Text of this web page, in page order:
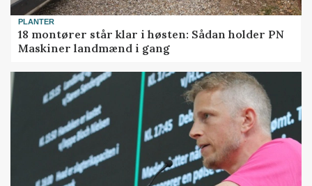
PLANTER
18 montører står klar i høsten: Sådan holder PN
Maskiner landmænd i gang